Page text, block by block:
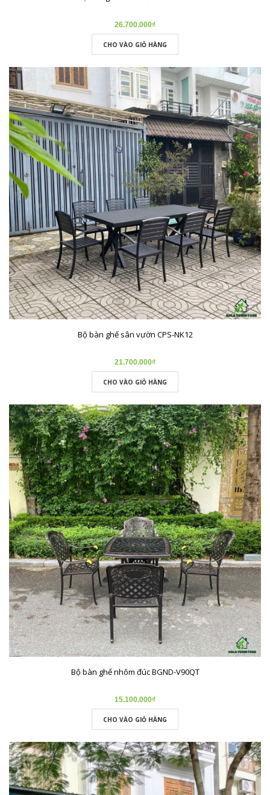
26.700.000₫
CHO VÀO GIỎ HÀNG
Bộ bàn ghế sân vườn CPS-NK12
21.700.000₫
CHO VÀO GIỎ HÀNG
Bộ bàn ghế nhôm đúc BGND-V90QT
15.100.000₫
CHO VÀO GIỎ HÀNG